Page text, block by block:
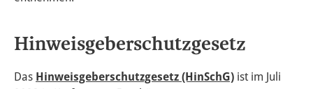
Hinweisgeberschutzgesetz
Das Hinweisgeberschutzgesetz (HinSchG) ist im Juli